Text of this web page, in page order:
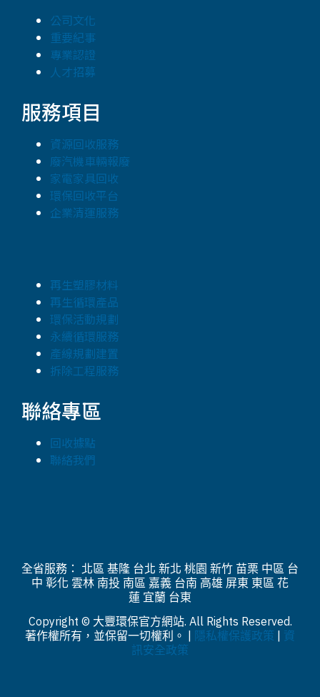
公司文化
重要紀事
專業認證
人才招募
服務項目
資源回收服務
廢汽機車輛報廢
家電家具回收
環保回收平台
企業清運服務
再生塑膠材料
再生循環產品
環保活動規劃
永續循環服務
產線規劃建置
拆除工程服務
聯絡專區
回收據點
聯絡我們
全省服務： 北區 基隆 台北 新北 桃園 新竹 苗栗 中區 台
中 彰化 雲林 南投 南區 嘉義 台南 高雄 屏東 東區 花
蓮 宜蘭 台東
Copyright © 大豐環保官方網站. All Rights Reserved.
著作權所有，並保留一切權利。 | 隱私權保護政策
資
訊安全政策